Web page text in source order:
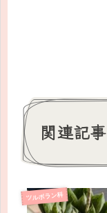
関連記事
ツルボラン科